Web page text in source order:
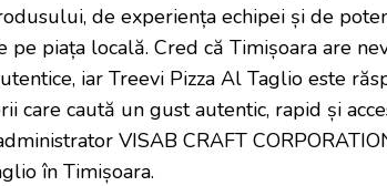
de experiența echipei și de
pe piața locală. Cred că Timișoara are
iar Treevi Pizza Al Taglio este
care caută un gust autentic, rapid și
VISAB CRAFT
în Timișoara.